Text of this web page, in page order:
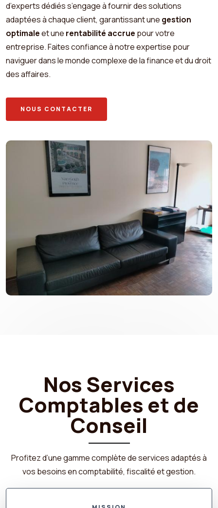
d’experts dédiés s’engage à fournir des solutions
adaptées à chaque client, garantissant une gestion
optimaleet une rentabilité accrue pour votre
entreprise. Faites confiance à notre expertise pour
naviguer dans le monde complexe de la finance et du droit
des affaires.
NOUS CONTACTER
Nos Services
Comptables et de
Conseil
Profitez d’une gamme complète de services adaptés à
vos besoins en comptabilité, fiscalité et gestion.